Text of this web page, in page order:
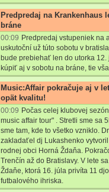
Predpredaj na Krankenhaus
bráne
00:09 Predpredaj vstupeniek na
uskutoční už túto sobotu v
bude prebiehať len do utorka
kúpiť aj v sobotu na bráne, tie
Music:Affair pokračuje aj v
opät kvalitu!
00:09 Počas celej klubovej
music affair tour" . Stretli sme sa
sme tam, kde to všetko vzniklo.
zakladaťel dj Lukashenko
rodnej obci Horná Ždaňa.
Trenčín až do Bratislavy. V lete
Ždaňe, ktorá 16. júla privíta 11
futbalového ihriska.